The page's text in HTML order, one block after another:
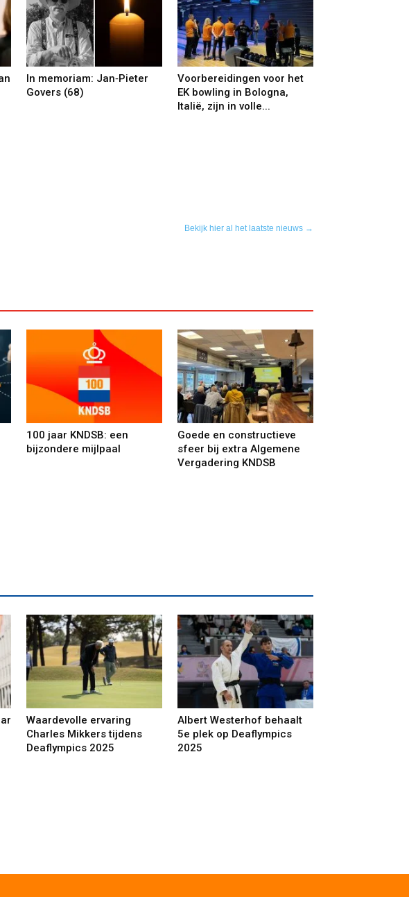
In memoriam: Jan‑Pieter
Govers (68)
Voorbereidingen voor het
EK bowling in Bologna,
Italië, zijn in volle...
Bekijk hier al het laatste nieuws →
100 jaar KNDSB: een
bijzondere mijlpaal
Goede en constructieve
sfeer bij extra Algemene
Vergadering KNDSB
Waardevolle ervaring
Charles Mikkers tijdens
Deaflympics 2025
Albert Westerhof behaalt
5e plek op Deaflympics
2025